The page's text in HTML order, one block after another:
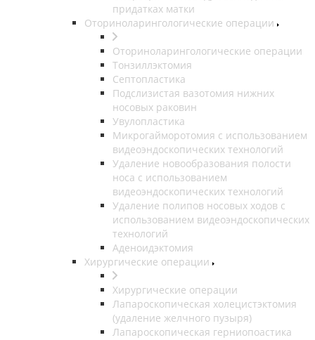
придатках матки
Оториноларингологические операции
Оториноларингологические операции
Тонзиллэктомия
Септопластика
Подслизистая вазотомия нижних
носовых раковин
Увулопластика
Микрогайморотомия с использованием
видеоэндоскопических технологий
Удаление новообразования полости
носа с использованием
видеоэндоскопических технологий
Удаление полипов носовых ходов с
использованием видеоэндоскопических
технологий
Аденоидэктомия
Хирургические операции
Хирургические операции
Лапароскопическая холецистэктомия
(удаление желчного пузыря)
Лапароскопическая герниопоастика